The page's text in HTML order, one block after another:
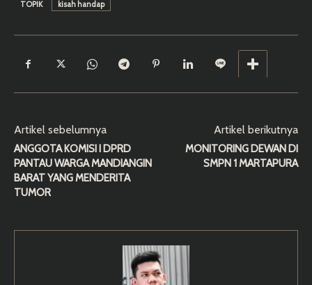
TOPIK kisah handap
Artikel sebelumnya
ANGGOTA KOMISI I DPRD
PANTAU WARGA MANDIANGIN
BARAT YANG MENDERITA
TUMOR
Artikel berikutnya
MONITORING DEWAN DI
SMPN 1 MARTAPURA